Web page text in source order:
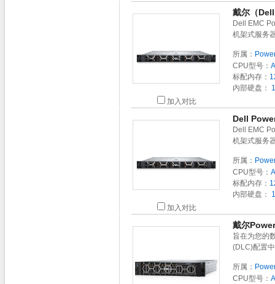
加入对比
戴尔（
Dell EMC
机架式服务
所属：
CPU型号：
标配内存：
内部硬盘：
加入对比
Dell
Dell EMC
机架式服务
所属：
CPU型号：
标配内存：
内部硬盘：
戴尔
旨在为您的
(DLC)配置
所属：
CPU型号：